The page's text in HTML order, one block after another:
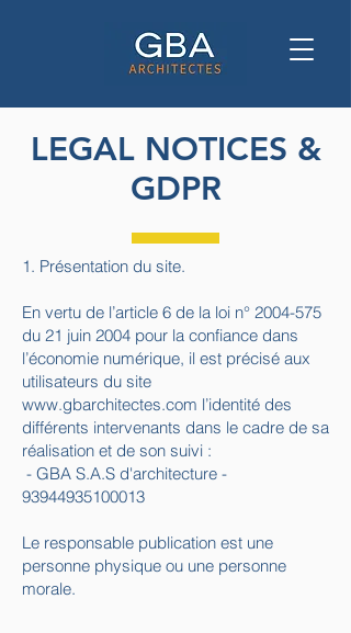
LEGAL NOTICES &
GDPR
1. Présentation du site.
En vertu de l’article 6 de la loi n° 2004-575
du 21 juin 2004 pour la confiance dans
l’économie numérique, il est précisé aux
utilisateurs du site
www.gbarchitectes.com l’identité des
différents intervenants dans le cadre de sa
réalisation et de son suivi :
- GBA S.A.S d'architecture -
93944935100013
Le responsable publication est une
personne physique ou une personne
morale.